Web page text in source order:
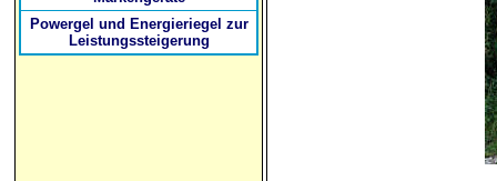
Powergel und Energieriegel zur
Leistungssteigerung